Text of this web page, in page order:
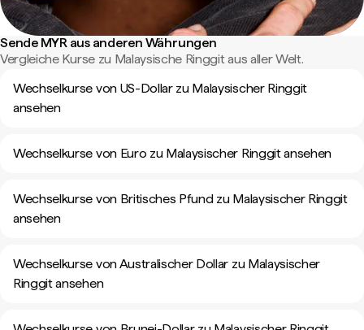
Sende MYR aus anderen Währungen
Vergleiche Kurse zu Malaysische Ringgit aus aller Welt.
Wechselkurse von US-Dollar zu Malaysischer Ringgit
ansehen
Wechselkurse von Euro zu Malaysischer Ringgit ansehen
Wechselkurse von Britisches Pfund zu Malaysischer Ringgit
ansehen
Wechselkurse von Australischer Dollar zu Malaysischer
Ringgit ansehen